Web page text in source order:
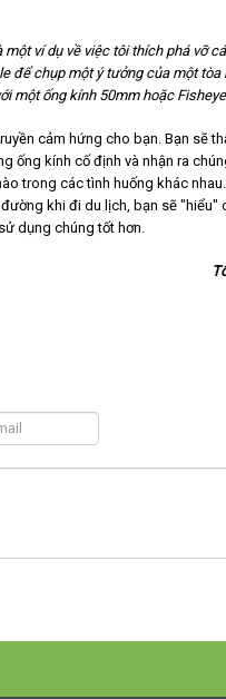
ví dụ về việc tôi thích phá vỡ
để chụp một ý tưởng của một tòa
một ống kính 50mm hoặc
cảm hứng cho bạn. Bạn sẽ
ống kính cố định và nhận ra
trong các tình huống khác
khi đi du lịch, bạn sẽ "hiểu"
dụng chúng tốt hơn.